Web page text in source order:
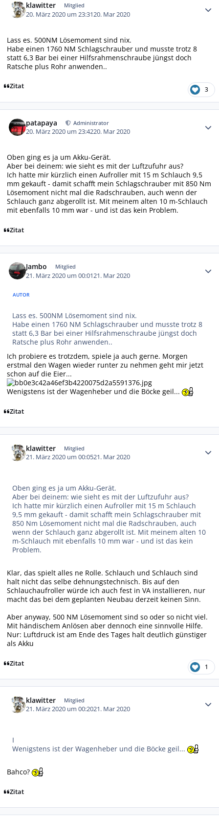
klawitter Mitglied
20. März 2020 um 23:3120. Mar 2020
Lass es. 500NM Lösemoment sind nix.
Habe einen 1760 NM Schlagschrauber und musste trotz 8
statt 6,3 Bar bei einer Hilfsrahmenschraube jüngst doch
Ratsche plus Rohr anwenden..
Zitat 3
patapaya Administrator
20. März 2020 um 23:4220. Mar 2020
Oben ging es ja um Akku-Gerät.
Aber bei deinem: wie sieht es mit der Luftzufuhr aus?
Ich hatte mir kürzlich einen Aufroller mit 15 m Schlauch 9,5
mm gekauft - damit schafft mein Schlagschrauber mit 850 Nm
Lösemoment nicht mal die Radschrauben, auch wenn der
Schlauch ganz abgerollt ist. Mit meinem alten 10 m-Schlauch
mit ebenfalls 10 mm war - und ist das kein Problem.
Zitat
Jambo Mitglied
21. März 2020 um 00:0121. Mar 2020
AUTOR
Lass es. 500NM Lösemoment sind nix.
Habe einen 1760 NM Schlagschrauber und musste trotz 8
statt 6,3 Bar bei einer Hilfsrahmenschraube jüngst doch
Ratsche plus Rohr anwenden..
Ich probiere es trotzdem, spiele ja auch gerne. Morgen
erstmal den Wagen wieder runter zu nehmen geht mir jetzt
schon auf die Eier...
Wenigstens ist der Wagenheber und die Böcke geil...
Zitat
klawitter Mitglied
21. März 2020 um 00:0521. Mar 2020
Oben ging es ja um Akku-Gerät.
Aber bei deinem: wie sieht es mit der Luftzufuhr aus?
Ich hatte mir kürzlich einen Aufroller mit 15 m Schlauch
9,5 mm gekauft - damit schafft mein Schlagschrauber mit
850 Nm Lösemoment nicht mal die Radschrauben, auch
wenn der Schlauch ganz abgerollt ist. Mit meinem alten 10
m-Schlauch mit ebenfalls 10 mm war - und ist das kein
Problem.
Klar, das spielt alles ne Rolle. Schlauch und Schlauch sind
halt nicht das selbe dehnungstechnisch. Bis auf den
Schlauchaufroller würde ich auch fest in VA installieren, nur
macht das bei dem geplanten Neubau derzeit keinen Sinn.
Aber anyway, 500 NM Lösemoment sind so oder so nicht viel.
Mit händischem Anlösen aber dennoch eine sinnvolle Hilfe.
Nur: Luftdruck ist am Ende des Tages halt deutlich günstiger
als Akku
Zitat 1
klawitter Mitglied
21. März 2020 um 00:2021. Mar 2020
I
Wenigstens ist der Wagenheber und die Böcke geil...
Bahco?
Zitat